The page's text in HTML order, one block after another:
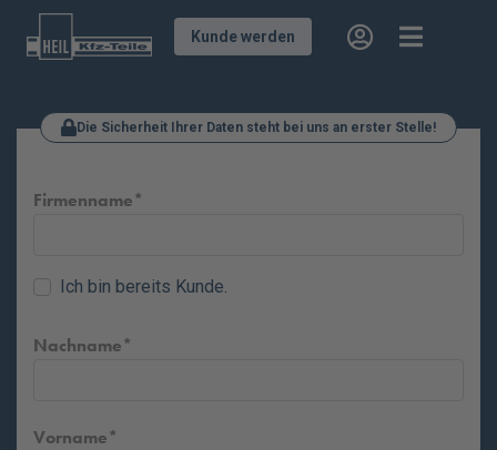
Kunde werden
Die Sicherheit Ihrer Daten steht bei uns an erster Stelle!
Firmenname
Ich bin bereits Kunde.
Nachname
Vorname